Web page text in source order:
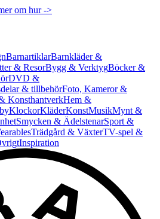
om hur ->
BarnartiklarBarnkläder &
& ResorBygg & VerktygBöcker &
DVD &
& tillbehörFoto, Kameror &
KonsthantverkHem &
KlockorKläderKonstMusikMynt &
Smycken & ÄdelstenarSport &
Trädgård & VäxterTV-spel &
Inspiration